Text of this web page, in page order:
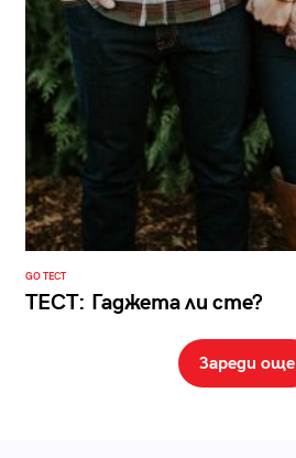
GO ТЕСТ
ТЕСТ: Гаджета ли сте?
Зареди още